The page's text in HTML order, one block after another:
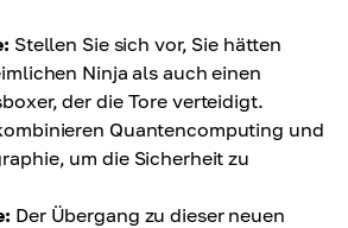
Stellen Sie sich vor, Sie hätten
Ninja als auch einen
der die Tore verteidigt.
Quantencomputing und
um die Sicherheit zu
Der Übergang zu dieser neuen